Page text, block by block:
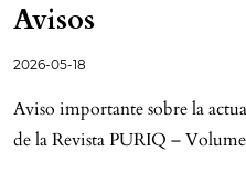
Avisos
2026-05-18
Aviso importante sobre la
de la Revista PURIQ –